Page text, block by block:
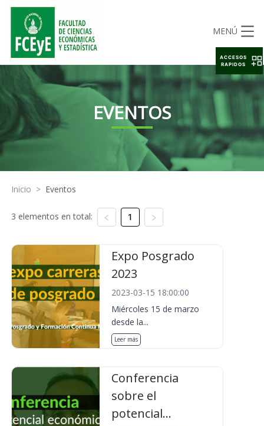
MENÚ
EVENTOS
Inicio > Eventos
3 elementos en total: 1
Expo Posgrado
2023
2023-03-15 18:00:00
Miércoles 15 de marzo
desde la...
Leer más
Conferencia
sobre el
potencial...
ACCESOS
RAPIDOS